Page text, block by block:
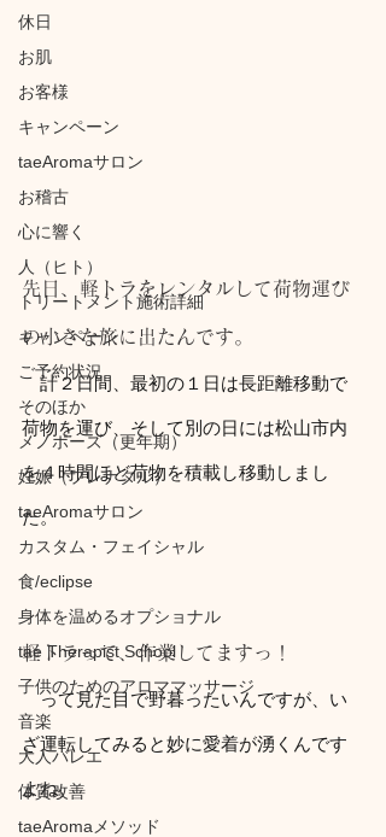
休日
お肌
お客様
キャンペーン
taeAromaサロン
お稽古
心に響く
人（ヒト）
トリートメント施術詳細
キャンペーン
ご予約状況
そのほか
メノポーズ（更年期）
妊娠（プレナタル）
taeAromaサロン
カスタム・フェイシャル
食/eclipse
身体を温めるオプショナル
tae Therapist School
子供のためのアロママッサージ
音楽
大人バレエ
体質改善
taeAromaメソッド
先日、軽トラをレンタルして荷物運び
の小さな旅に出たんです。
計２日間、最初の１日は長距離移動で
荷物を運び、そして別の日には松山市内
を４時間ほど荷物を積載し移動しまし
た。
軽トラって、作業してますっ！
って見た目で野暮ったいんですが、い
ざ運転してみると妙に愛着が湧くんです
よね。